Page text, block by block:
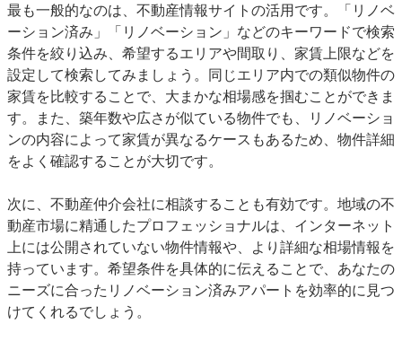
最も一般的なのは、 不動産情報サイト の活用です。「リノベ
ーション済み」「リノベーション」などのキーワードで検索
条件を絞り込み、希望するエリアや間取り、家賃上限などを
設定して検索してみましょう。同じエリア内での類似物件の
家賃を比較することで、大まかな相場感を掴むことができま
す。また、築年数や広さが似ている物件でも、リノベーショ
ンの内容によって家賃が異なるケースもあるため、物件詳細
をよく確認することが大切です。
次に、 不動産仲介会社に相談する ことも有効です。地域の不
動産市場に精通したプロフェッショナルは、インターネット
上には公開されていない物件情報や、より詳細な相場情報を
持っています。希望条件を具体的に伝えることで、あなたの
ニーズに合ったリノベーション済みアパートを効率的に見つ
けてくれるでしょう。